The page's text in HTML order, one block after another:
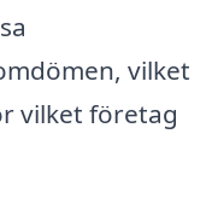
vilket
vilket företag